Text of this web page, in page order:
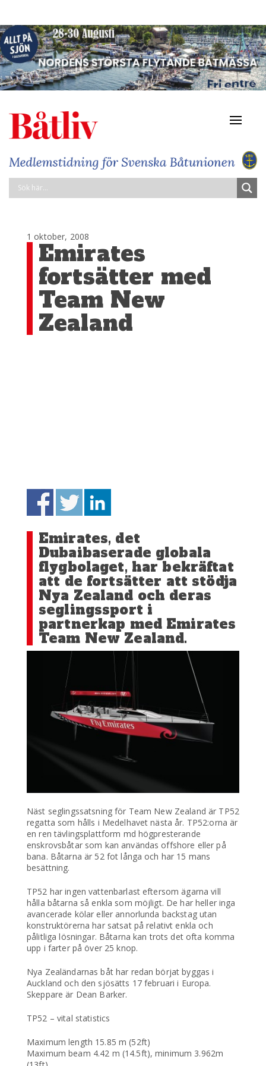
1 oktober, 2008
Emirates
fortsätter med
Team New
Zealand
Emirates, det
Dubaibaserade globala
flygbolaget, har bekräftat
att de fortsätter att stödja
Nya Zealand och deras
seglingssport i
partnerkap med Emirates
Team New Zealand.
Näst seglingssatsning för Team New Zealand är TP52
regatta som hålls i Medelhavet nästa år. TP52:orna är
en ren tävlingsplattform md högpresterande
enskrovsbåtar som kan användas offshore eller på
bana. Båtarna är 52 fot långa och har 15 mans
besättning.
TP52 har ingen vattenbarlast eftersom ägarna vill
hålla båtarna så enkla som möjligt. De har heller inga
avancerade kölar eller annorlunda backstag utan
konstruktörerna har satsat på relativt enkla och
pålitliga lösningar. Båtarna kan trots det ofta komma
upp i farter på över 25 knop.
Nya Zealändarnas båt har redan börjat byggas i
Auckland och den sjösätts 17 februari i Europa.
Skeppare är Dean Barker.
TP52 – vital statistics
Maximum length 15.85 m (52ft)
Maximum beam 4.42 m (14.5ft), minimum 3.962m